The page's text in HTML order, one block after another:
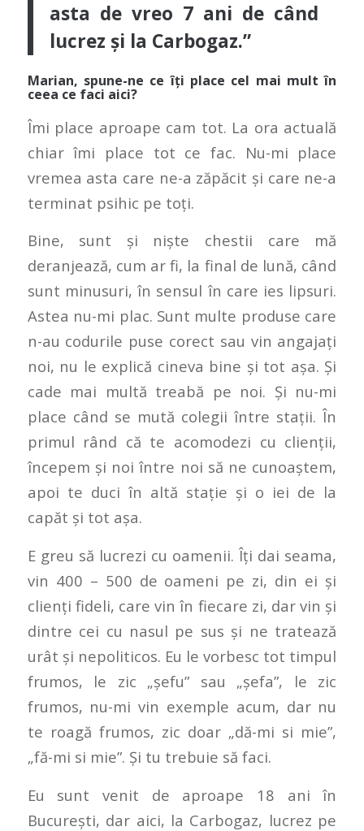
asta de vreo 7 ani de când
lucrez și la Carbogaz.”
Marian, spune-ne ce îți place cel mai mult în
ceea ce faci aici?
Îmi place aproape cam tot. La ora actuală
chiar îmi place tot ce fac. Nu-mi place
vremea asta care ne-a zăpăcit și care ne-a
terminat psihic pe toți.
Bine, sunt și niște chestii care mă
deranjează, cum ar fi, la final de lună, când
sunt minusuri, în sensul în care ies lipsuri.
Astea nu-mi plac. Sunt multe produse care
n-au codurile puse corect sau vin angajați
noi, nu le explică cineva bine și tot așa. Și
cade mai multă treabă pe noi. Și nu-mi
place când se mută colegii între stații. În
primul rând că te acomodezi cu clienții,
începem și noi între noi să ne cunoaștem,
apoi te duci în altă stație și o iei de la
capăt și tot așa.
E greu să lucrezi cu oamenii. Îți dai seama,
vin 400 – 500 de oameni pe zi, din ei și
clienți fideli, care vin în fiecare zi, dar vin și
dintre cei cu nasul pe sus și ne tratează
urât și nepoliticos. Eu le vorbesc tot timpul
frumos, le zic „șefu” sau „șefa”, le zic
frumos, nu-mi vin exemple acum, dar nu
te roagă frumos, zic doar „dă-mi si mie”,
„fă-mi si mie”. Și tu trebuie să faci.
Eu sunt venit de aproape 18 ani în
București, dar aici, la Carbogaz, lucrez pe